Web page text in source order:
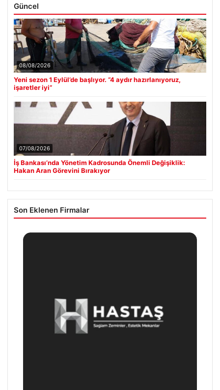
Güncel
08/08/2026
Yeni sezon 1 Eylül’de başlıyor. “4 aydır hazırlanıyoruz,
işaretler iyi”
07/08/2026
İş Bankası’nda Yönetim Kadrosunda Önemli Değişiklik:
Hakan Aran Görevini Bırakıyor
Son Eklenen Firmalar